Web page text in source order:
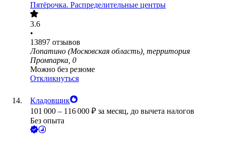
Пятёрочка. Распределительные центры
3.6
•
13897 отзывов
Лопатино (Московская область), территория
Промпарка, 0
Можно без резюме
Откликнуться
Кладовщик
101 000 – 116 000 ₽ за месяц, до вычета налогов
Без опыта